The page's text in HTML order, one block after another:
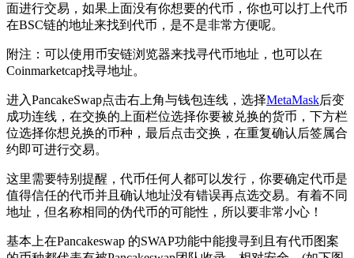
面进行交易，如果上面没有你想要的代币，你也可以打上代币
在BSC链的地址来找到代币，是不是非常方便呢。
附注：可以使用币安链浏览器来找寻代币地址，也可以在
Coinmarketcap找寻地址。
进入PancakeSwap点击右上角与钱包连线，选择MetaMask后变
成功连线，在交换的上面栏位选择你要被兑换的货币，下方栏
位选择你想兑换的币种，最后点击交换，在重复确认后签属合
约即可进行交易。
这里需要特别提醒，代币任何人都可以发行，你要确定代币是
值得信任的代币并且确认地址没有错误再点选交易。有着不同
地址，但名称相同的伪代币的可能性，所以要非常小心！
基本上在Pancakeswap 的SWAP功能中能搜寻到且有代币图案